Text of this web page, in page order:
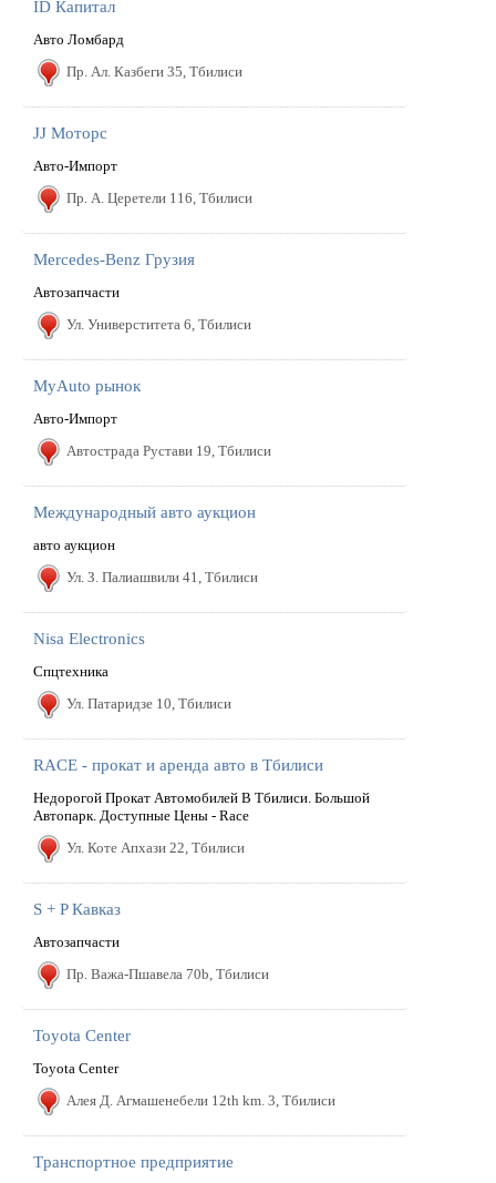
ID Капитал
Авто Ломбард
Пр. Ал. Казбеги 35, Тбилиси
JJ Моторс
Авто-Импорт
Пр. А. Церетели 116, Тбилиси
Mercedes-Benz Грузия
Автозапчасти
Ул. Универститета 6, Тбилиси
MyAuto рынок
Авто-Импорт
Автострада Рустави 19, Тбилиси
Mеждународный авто аукцион
авто аукцион
Ул. З. Палиашвили 41, Тбилиси
Nisa Electronics
Спцтехника
Ул. Патаридзе 10, Тбилиси
RACE - прокат и аренда авто в Тбилиси
Недорогой Прокат Автомобилей В Тбилиси. Большой
Автопарк. Доступные Цены - Race
Ул. Коте Апхази 22, Тбилиси
S + P Кавказ
Автозапчасти
Пр. Важа-Пшавела 70b, Тбилиси
Toyota Center
Toyota Center
Алея Д. Агмашенебели 12th km. 3, Тбилиси
Tранспортное предприятие